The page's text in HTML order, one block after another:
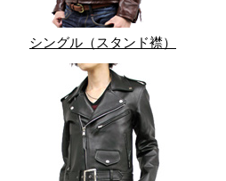
シングル（スタンド襟）